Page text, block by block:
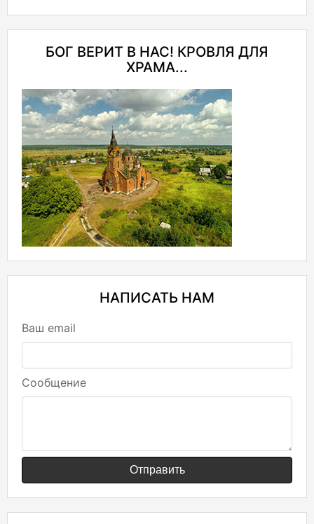
БОГ ВЕРИТ В НАС! КРОВЛЯ ДЛЯ
ХРАМА...
НАПИСАТЬ НАМ
Ваш email
Сообщение
Отправить